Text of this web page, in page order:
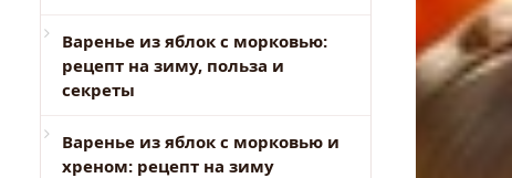
Варенье из яблок с морковью:
рецепт на зиму, польза и
секреты
Варенье из яблок с морковью и
хреном: рецепт на зиму